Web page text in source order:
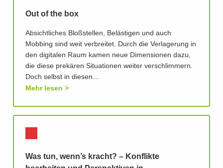
Out of the box
Absichtliches Bloßstellen, Belästigen und auch
Mobbing sind weit verbreitet. Durch die Verlagerung in
den digitalen Raum kamen neue Dimensionen dazu,
die diese prekären Situationen weiter verschlimmern.
Doch selbst in diesen…
Mehr lesen
Was tun, wenn’s kracht? – Konflikte